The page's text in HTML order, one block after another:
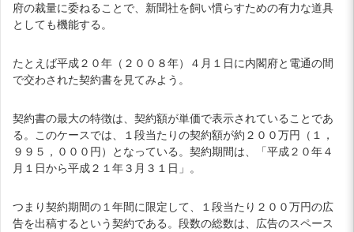
府の裁量に委ねることで、新聞社を飼い慣らすための有力な道具
としても機能する。
たとえば平成２０年（２００８年）４月１日に内閣府と電通の間
で交わされた契約書を見てみよう。
契約書の最大の特徴は、契約額が単価で表示されていることであ
る。このケースでは、１段当たりの契約額が約２００万円（１，
９９５，０００円）となっている。契約期間は、「平成２０年４
月１日から平成２１年３月３１日」。
つまり契約期間の１年間に限定して、１段当たり２００万円の広
告を出稿するという契約である。段数の総数は、広告のスペース